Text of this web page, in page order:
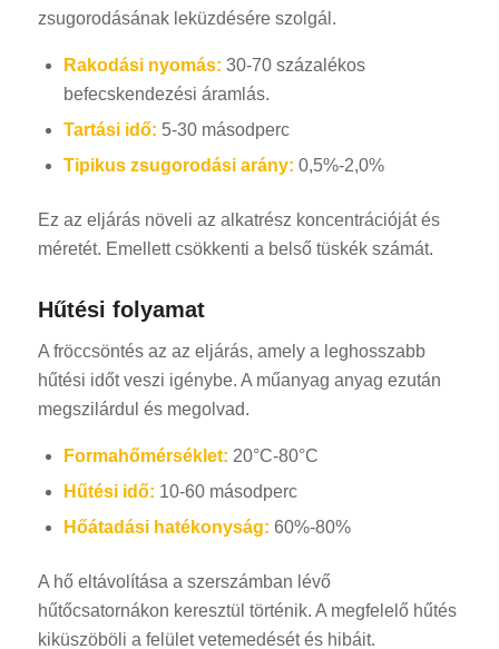
zsugorodásának leküzdésére szolgál.
Rakodási nyomás: 30-70 százalékos
befecskendezési áramlás.
Tartási idő: 5-30 másodperc
Tipikus zsugorodási arány: 0,5%-2,0%
Ez az eljárás növeli az alkatrész koncentrációját és
méretét. Emellett csökkenti a belső tüskék számát.
Hűtési folyamat
A fröccsöntés az az eljárás, amely a leghosszabb
hűtési időt veszi igénybe. A műanyag anyag ezután
megszilárdul és megolvad.
Formahőmérséklet: 20°C-80°C
Hűtési idő: 10-60 másodperc
Hőátadási hatékonyság: 60%-80%
A hő eltávolítása a szerszámban lévő
hűtőcsatornákon keresztül történik. A megfelelő hűtés
kiküszöböli a felület vetemedését és hibáit.